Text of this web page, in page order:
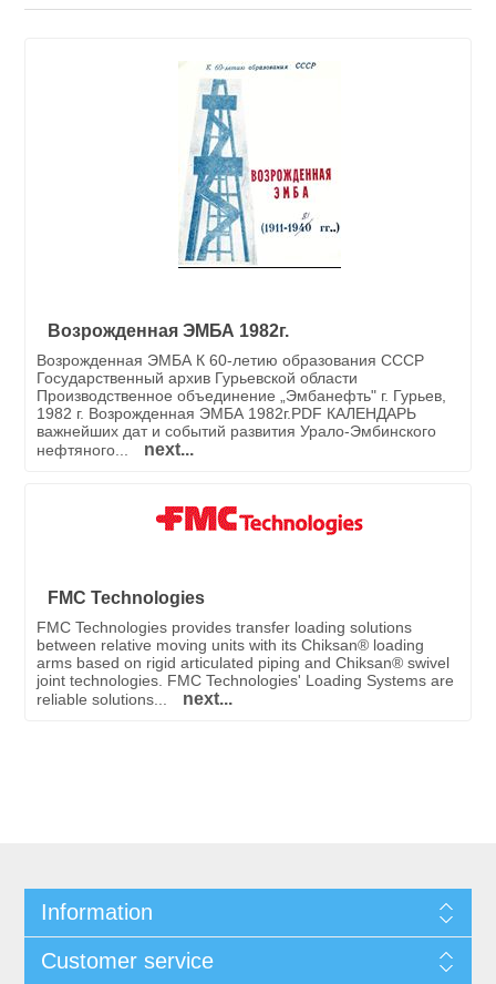
Возрожденная ЭМБА 1982г.
Возрожденная ЭМБА К 60-летию образования СССР
Государственный архив Гурьевской области
Производственное объединение „Эмбанефть" г. Гурьев,
1982 г. Возрожденная ЭМБА 1982г.PDF КАЛЕНДАРЬ
важнейших дат и событий развития Урало-Эмбинского
нефтяного...
next...
FMC Technologies
FMC Technologies provides transfer loading solutions
between relative moving units with its Chiksan® loading
arms based on rigid articulated piping and Chiksan® swivel
joint technologies. FMC Technologies' Loading Systems are
reliable solutions...
next...
Information
Customer service